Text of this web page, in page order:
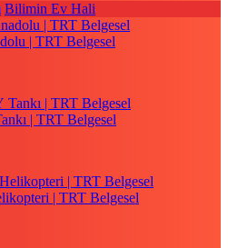
Bilimin Ev Hali
| TRT Belgesel
| TRT Belgesel
| TRT Belgesel